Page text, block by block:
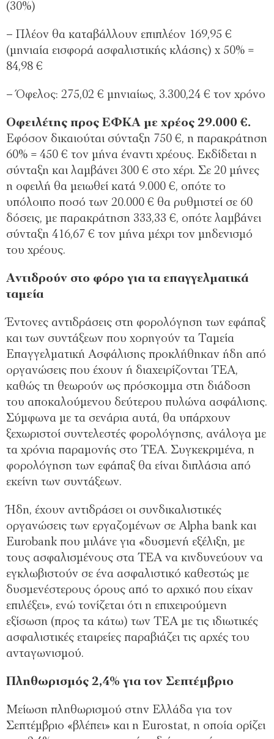
(30%)
– Πλέον θα καταβάλλουν επιπλέον 169,95 €
(μηνιαία εισφορά ασφαλιστικής κλάσης) x 50% =
84,98 €
– Όφελος: 275,02 € μηνιαίως, 3.300,24 € τον χρόνο
Οφειλέτης προς ΕΦΚΑ με χρέος 29.000 €.
Εφόσον δικαιούται σύνταξη 750 €, η παρακράτηση
60% = 450 € τον μήνα έναντι χρέους. Εκδίδεται η
σύνταξη και λαμβάνει 300 € στο χέρι. Σε 20 μήνες
η οφειλή θα μειωθεί κατά 9.000 €, οπότε το
υπόλοιπο ποσό των 20.000 € θα ρυθμιστεί σε 60
δόσεις, με παρακράτηση 333,33 €, οπότε λαμβάνει
σύνταξη 416,67 € τον μήνα μέχρι τον μηδενισμό
του χρέους.
Αντιδρούν στο φόρο για τα επαγγελματικά
ταμεία
Έντονες αντιδράσεις στη φορολόγηση των εφάπαξ
και των συντάξεων που χορηγούν τα Ταμεία
Επαγγελματική Ασφάλισης προκλήθηκαν ήδη από
οργανώσεις που έχουν ή διαχειρίζονται ΤΕΑ,
καθώς τη θεωρούν ως πρόσκομμα στη διάδοση
του αποκαλούμενου δεύτερου πυλώνα ασφάλισης.
Σύμφωνα με τα σενάρια αυτά, θα υπάρχουν
ξεχωριστοί συντελεστές φορολόγησης, ανάλογα με
τα χρόνια παραμονής στο ΤΕΑ. Συγκεκριμένα, η
φορολόγηση των εφάπαξ θα είναι διπλάσια από
εκείνη των συντάξεων.
Ήδη, έχουν αντιδράσει οι συνδικαλιστικές
οργανώσεις των εργαζομένων σε Alpha bank και
Eurobank που μιλάνε για «δυσμενή εξέλιξη, με
τους ασφαλισμένους στα ΤΕΑ να κινδυνεύουν να
εγκλωβιστούν σε ένα ασφαλιστικό καθεστώς με
δυσμενέστερους όρους από το αρχικό που είχαν
επιλέξει», ενώ τονίζεται ότι η επιχειρούμενη
εξίσωση (προς τα κάτω) των ΤΕΑ με τις ιδιωτικές
ασφαλιστικές εταιρείες παραβιάζει τις αρχές του
ανταγωνισμού.
Πληθωρισμός 2,4% για τον Σεπτέμβριο
Μείωση πληθωρισμού στην Ελλάδα για τον
Σεπτέμβριο «βλέπει» και η Eurostat, η οποία ορίζει